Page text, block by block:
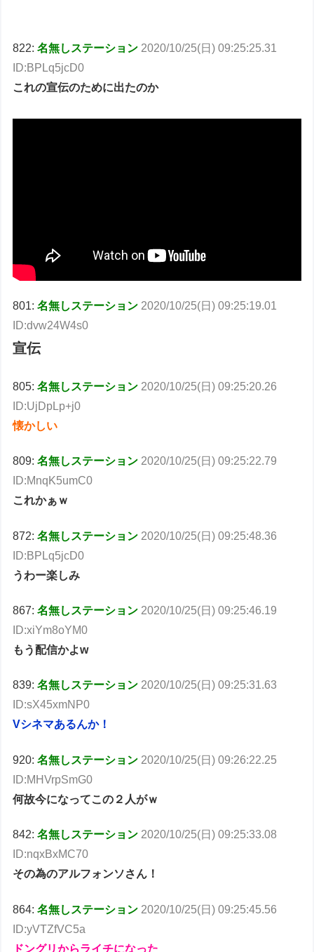
822:名無しステーション 2020/10/25(日) 09:25:25.31
ID:BPLq5jcD0
これの宣伝のために出たのか
801:名無しステーション 2020/10/25(日) 09:25:19.01
ID:dvw24W4s0
宣伝
805:名無しステーション 2020/10/25(日) 09:25:20.26
ID:UjDpLp+j0
懐かしい
809:名無しステーション 2020/10/25(日) 09:25:22.79
ID:MnqK5umC0
これかぁｗ
872:名無しステーション 2020/10/25(日) 09:25:48.36
ID:BPLq5jcD0
うわー楽しみ
867:名無しステーション 2020/10/25(日) 09:25:46.19
ID:xiYm8oYM0
もう配信かよw
839:名無しステーション 2020/10/25(日) 09:25:31.63
ID:sX45xmNP0
Vシネマあるんか！
920:名無しステーション 2020/10/25(日) 09:26:22.25
ID:MHVrpSmG0
何故今になってこの２人がｗ
842:名無しステーション 2020/10/25(日) 09:25:33.08
ID:nqxBxMC70
その為のアルフォンソさん！
864:名無しステーション 2020/10/25(日) 09:25:45.56
ID:yVTZfVC5a
ドングリからライチになった